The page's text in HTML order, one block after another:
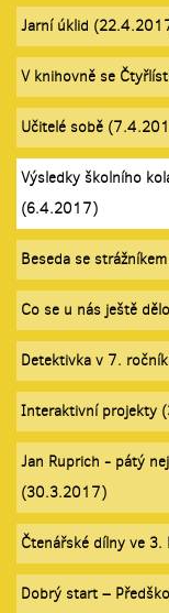
Jarní úklid
V knihovně se
Učitelé sobě
Výsledky školního
(6.4.2017)
Beseda se
Co se u nás ještě
Detektivka v 7.
Interaktivní projekty
Jan Ruprich - pátý
(30.3.2017)
Čtenářské dílny ve
Dobrý start –